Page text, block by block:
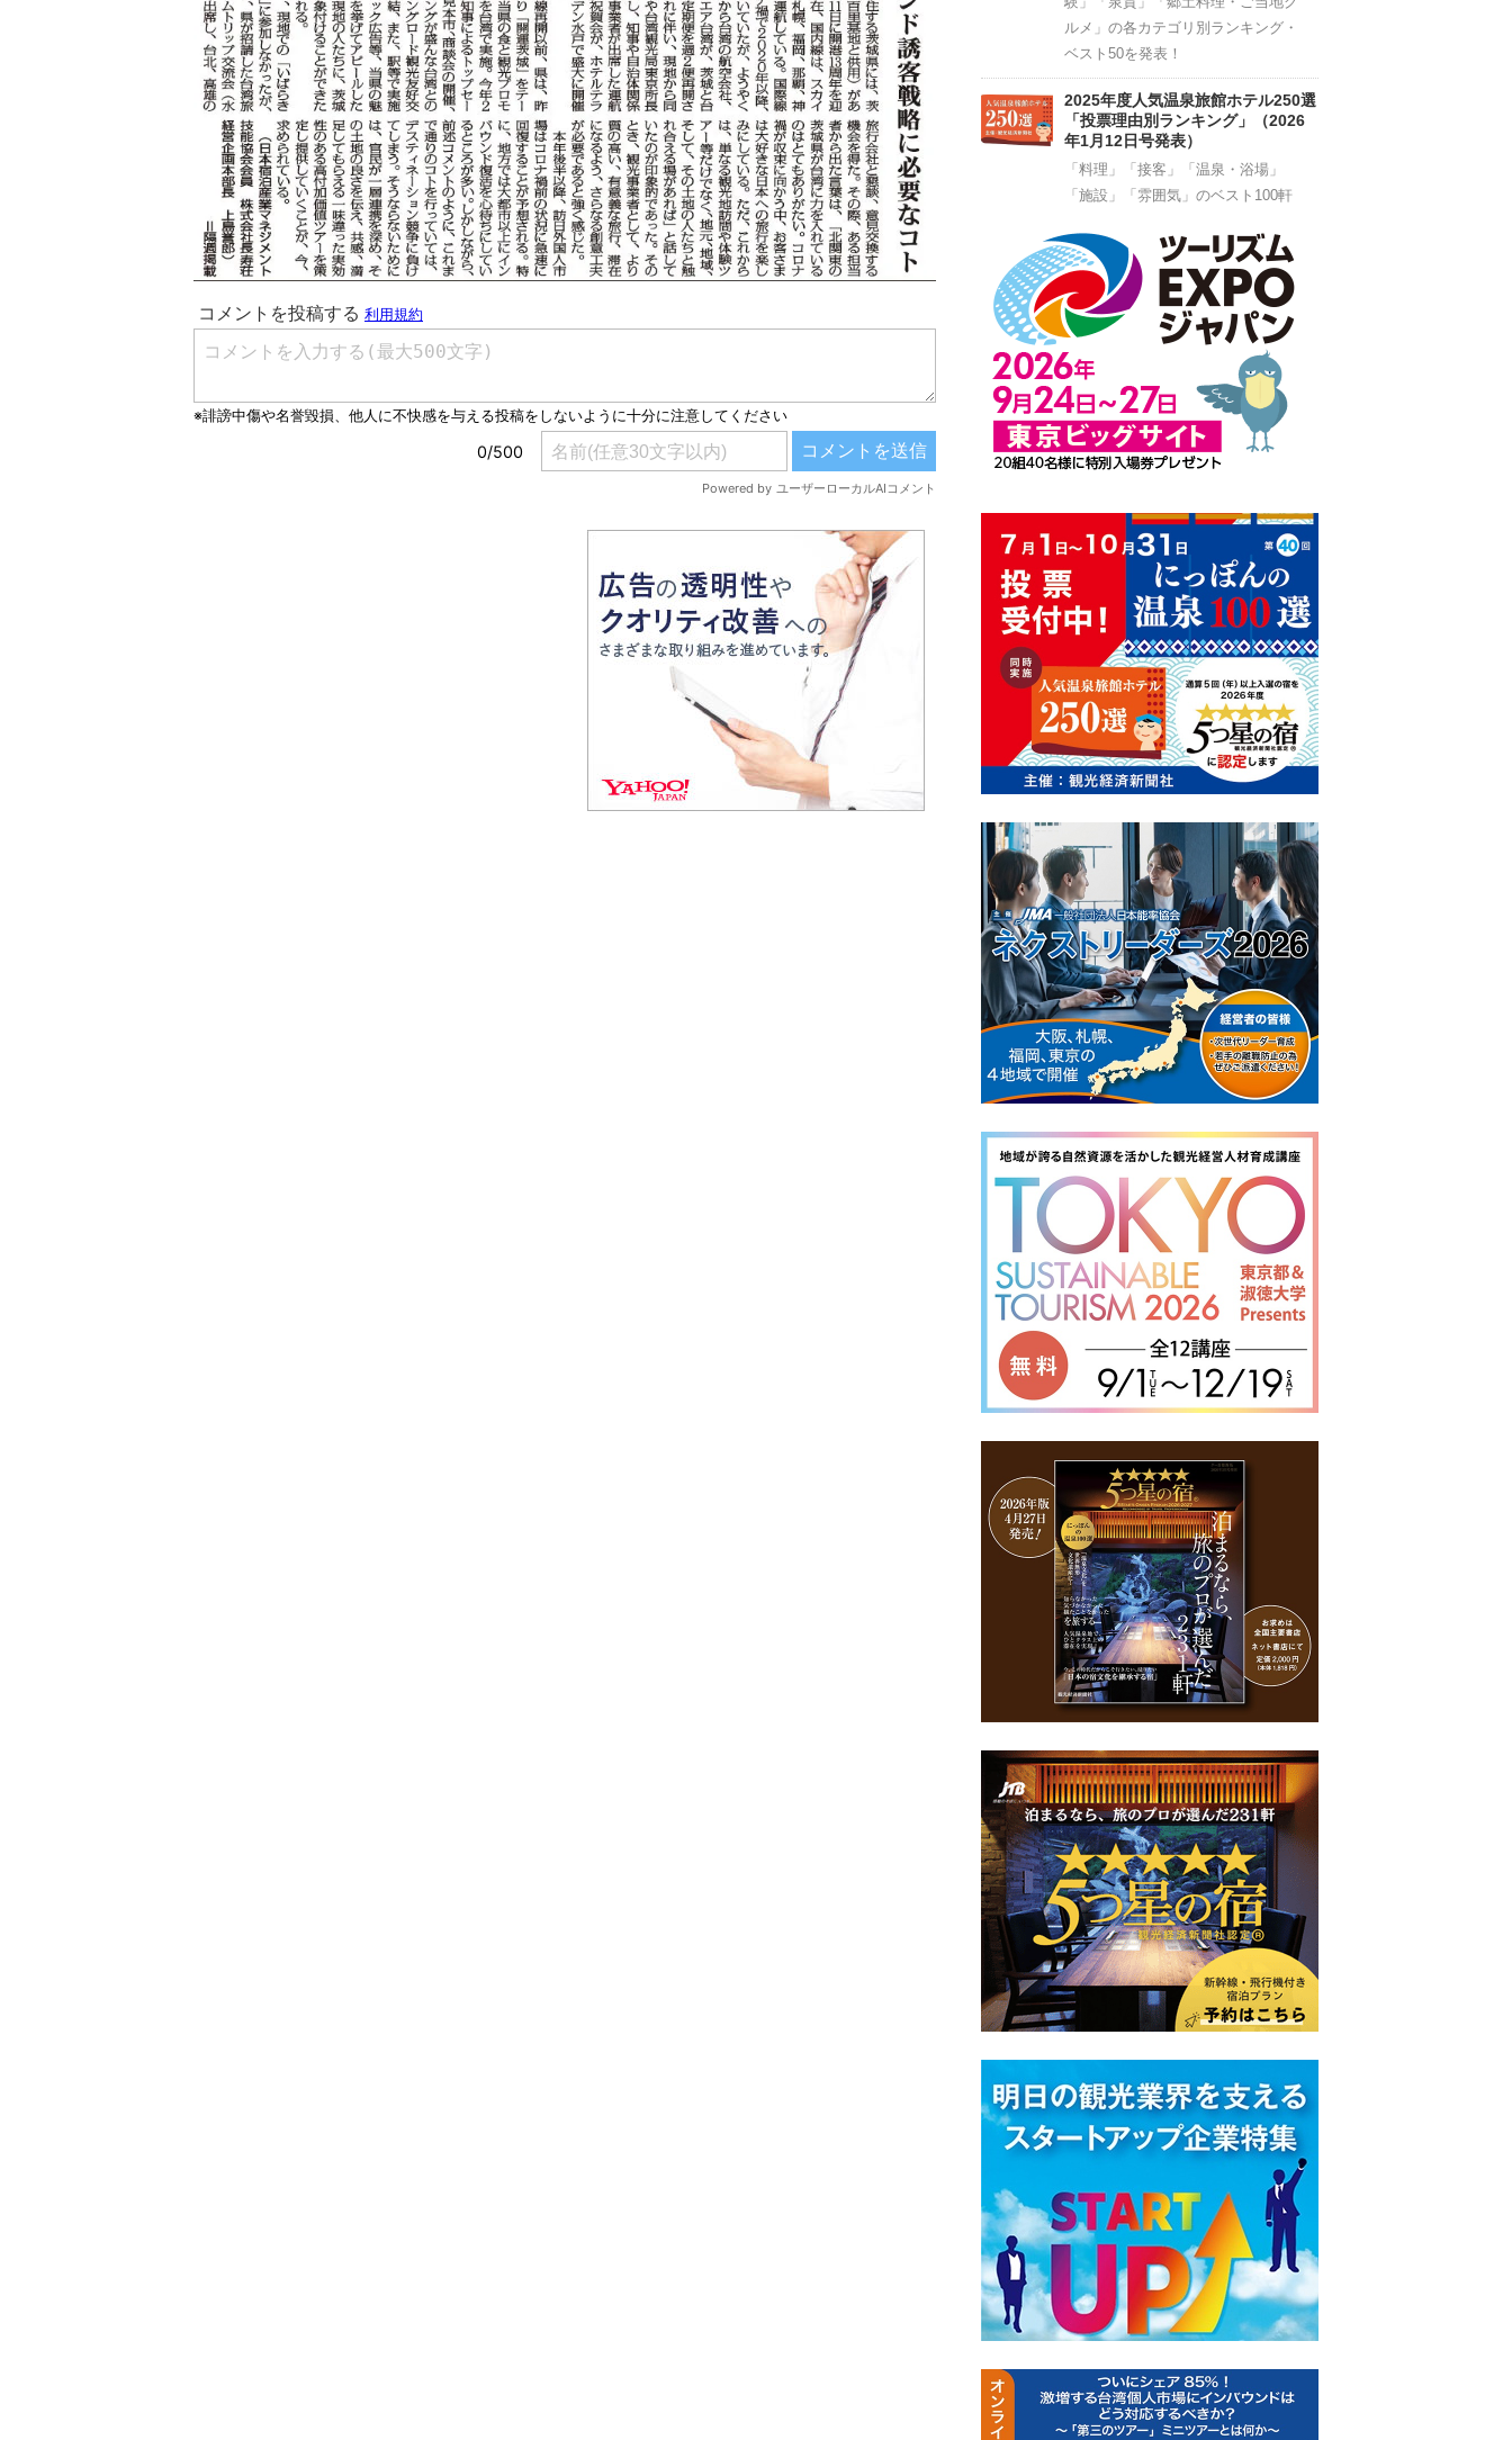
ルメ」の各カテゴリ別ランキング・
ベスト50を発表！
2025年度人気温泉旅館ホテル250選
「投票理由別ランキング」（2026
年1月12日号発表）
「料理」「接客」「温泉・浴場」
「施設」「雰囲気」のベスト100軒